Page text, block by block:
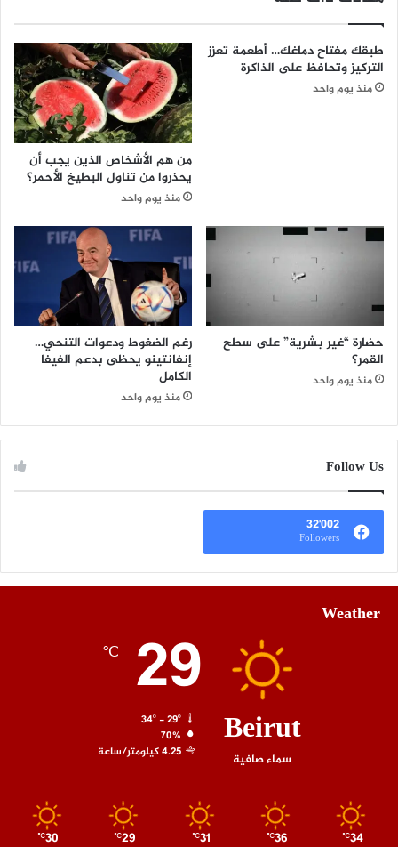
طبقك مفتاح دماغك… أطعمة تعزز
التركيز وتحافظ على الذاكرة
منذ يوم واحد
من هم الأشخاص الذين يجب أن
يحذروا من تناول البطيخ الأحمر؟
منذ يوم واحد
حضارة “غير بشرية” على سطح
القمر؟
منذ يوم واحد
رغم الضغوط ودعوات التنحي…
إنفانتينو يحظى بدعم الفيفا
الكامل
منذ يوم واحد
Follow Us
32٬002
Followers
Weather
Beirut
سماء صافية
29
℃
34º - 29º
70%
4.25 كيلومتر/ساعة
34
℃
36
℃
31
℃
29
℃
30
℃